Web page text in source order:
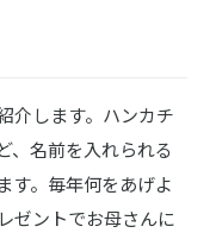
介します。ハンカチ
、名前を入れられる
す。毎年何をあげよ
ゼントでお母さんに